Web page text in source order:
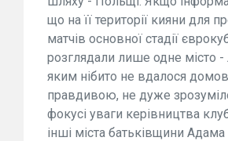
що на її території кияни для
матчів основної стадії
розглядали лише одне місто -
яким нібито не вдалося
правдивою, не дуже
фокусі уваги керівництва
інші міста батьківщини